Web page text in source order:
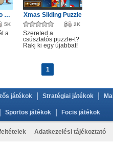
Christmas Photo Differences 2
5K
a
Xmas Sliding Puzzle
2K
Szereted a
csúsztatós puzzle-t?
Rakj ki egy újabbat!
1
játékok Stratégiai játékok
Sportos játékok Focis játékok
Adatkezelési tájékoztató